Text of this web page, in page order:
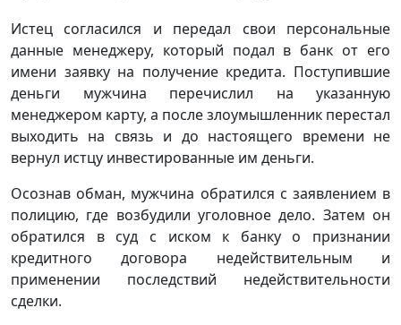
Истец согласился и передал свои персональные
данные менеджеру, который подал в банк от его
имени заявку на получение кредита. Поступившие
деньги мужчина перечислил на указанную
менеджером карту, а после злоумышленник перестал
выходить на связь и до настоящего времени не
вернул истцу инвестированные им деньги.
Осознав обман, мужчина обратился с заявлением в
полицию, где возбудили уголовное дело. Затем он
обратился в суд с иском к банку о признании
кредитного договора недействительным и
применении последствий недействительности
сделки.